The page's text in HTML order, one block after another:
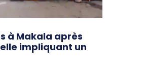
à Makala après
impliquant un